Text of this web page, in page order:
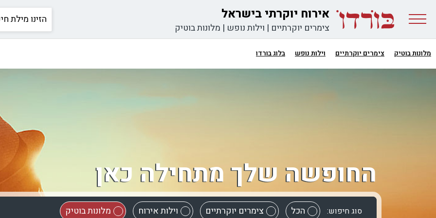
אירוח יוקרתי בישראל
צימרים יוקרתיים | וילות נופש | מלונות בוטיק
מלונות בוטיק צימרים יוקרתיים וילות נופש בלוג בורדו
החופשה שלך מתחילה כאן
סוג חיפוש: הכל צימרים יוקרתיים וילות אירוח מלונות בוטיק